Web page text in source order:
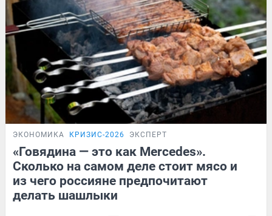
ЭКОНОМИКА КРИЗИС-2026 ЭКСПЕРТ
«Говядина — это как Mercedes».
Сколько на самом деле стоит мясо и
из чего россияне предпочитают
делать шашлыки